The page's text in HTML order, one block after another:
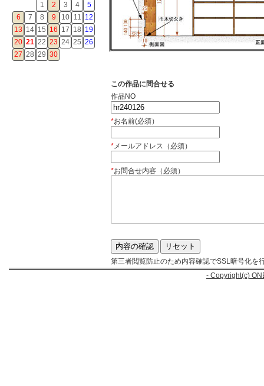
1
2 3 4
5
6
7 8 9 10 11 12
13 14 15 16 17 18 19
20 21 22 23 24 25 26
27 28 29 30
この作品に問合せる
作品NO
*お名前(必須）
*メールアドレス（必須）
*お問合せ内容（必須）
第三者閲覧防止のため内容確認でSSL暗号化を
- Copyright(c)